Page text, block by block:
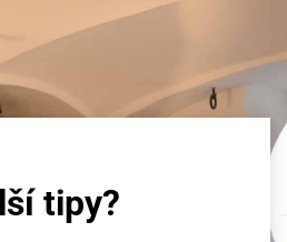
tipy?